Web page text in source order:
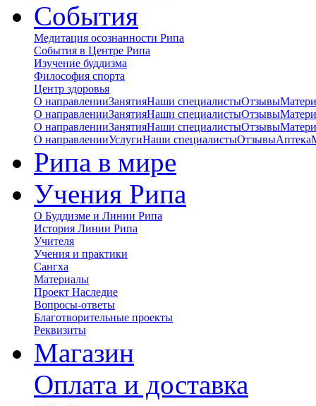
События
Медитация осознанности Рипа
События в Центре Рипа
Изучение буддизма
Философия спорта
Центр здоровья
О направленииЗанятияНаши специалистыОтзывы
О направленииЗанятияНаши специалистыОтзывы
О направленииЗанятияНаши специалистыОтзывы
О направленииУслугиНаши специалистыОтзывыАптека
Рипа в мире
Учения Рипа
О Буддизме и Линии Рипа
История Линии Рипа
Учителя
Учения и практики
Сангха
Материалы
Проект Наследие
Вопросы-ответы
Благотворительные проекты
Реквизиты
Магазин
Оплата и доставка